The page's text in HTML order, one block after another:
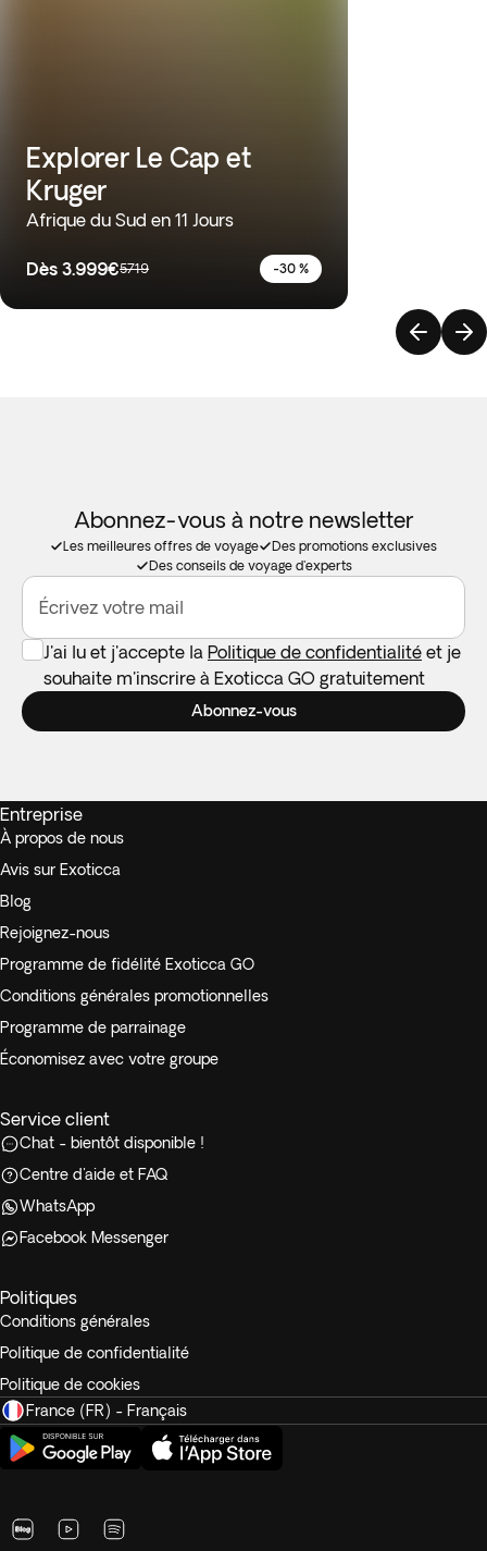
Explorer Le Cap et
Kruger
Afrique du Sud en 11 Jours
Dès 3.999€5719 -30 %
Abonnez-vous à notre newsletter
Les meilleures offres de voyage
Des promotions exclusives
Des conseils de voyage d'experts
Écrivez votre mail
J'ai lu et j'accepte la Politique de confidentialité et je
souhaite m'inscrire à Exoticca GO gratuitement
Abonnez-vous
Entreprise
À propos de nous
Avis sur Exoticca
Blog
Rejoignez-nous
Programme de fidélité Exoticca GO
Conditions générales promotionnelles
Programme de parrainage
Économisez avec votre groupe
Service client
Chat - bientôt disponible !
Centre d'aide et FAQ
WhatsApp
Facebook Messenger
Politiques
Conditions générales
Politique de confidentialité
Politique de cookies
France (FR) - Français